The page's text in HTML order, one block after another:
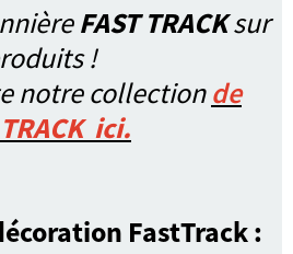
FAST TRACKsur
!
notre collectionde
ici.
FastTrack :